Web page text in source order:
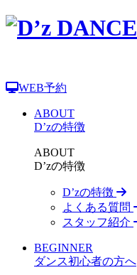
WEB予約
ABOUT
D’zの特徴
ABOUT
D’zの特徴
D’zの特徴
よくある質問
スタッフ紹介
BEGINNER
ダンス初心者の方へ